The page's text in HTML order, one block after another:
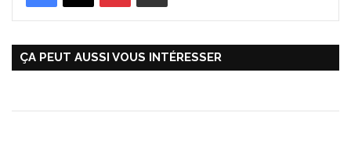
ÇA PEUT AUSSI VOUS INTÉRESSER